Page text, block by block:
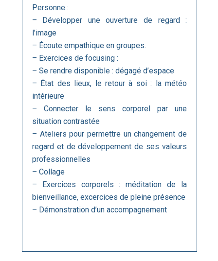
Personne :
– Développer une ouverture de regard :
l’image
– Écoute empathique en groupes.
– Exercices de focusing :
– Se rendre disponible : dégagé d’espace
– État des lieux, le retour à soi : la météo
intérieure
– Connecter le sens corporel par une
situation contrastée
– Ateliers pour permettre un changement de
regard et de développement de ses valeurs
professionnelles
– Collage
– Exercices corporels : méditation de la
bienveillance, excercices de pleine présence
– Démonstration d’un accompagnement